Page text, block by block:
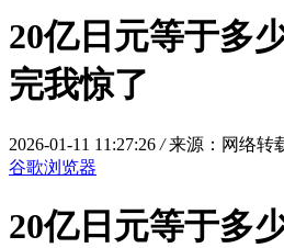
20亿日元等于多
完我惊了
2026-01-11 11:27:26 / 来源：网络转
谷歌浏览器
20亿日元等于多